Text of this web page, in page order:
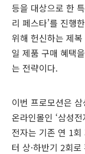
등을 대상으로 한
리 페스타’를 진행
위해 헌신하는 제
일 제품 구매 혜택
는 전략이다.
이번 프로모션은
온라인몰인 ‘삼성
전자는 기존 연 1
터 상·하반기 2회